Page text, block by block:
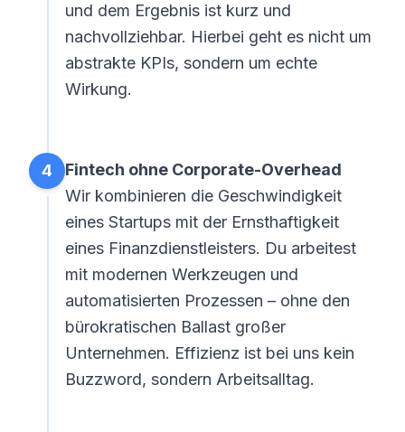
und dem Ergebnis ist kurz und
nachvollziehbar. Hierbei geht es nicht um
abstrakte KPIs, sondern um echte
Wirkung.
4
Fintech ohne Corporate-Overhead
Wir kombinieren die Geschwindigkeit
eines Startups mit der Ernsthaftigkeit
eines Finanzdienstleisters. Du arbeitest
mit modernen Werkzeugen und
automatisierten Prozessen – ohne den
bürokratischen Ballast großer
Unternehmen. Effizienz ist bei uns kein
Buzzword, sondern Arbeitsalltag.